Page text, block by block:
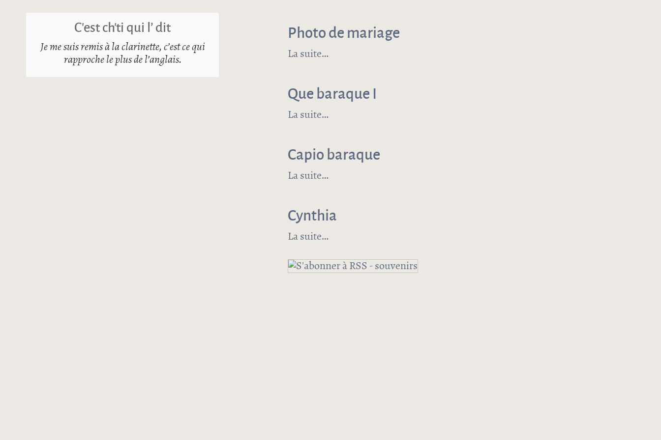
Photo de mariage
La suitede Photo de mariage
Que baraque I
La suitede Que baraque I
Capio baraque
La suitede Capio baraque
Cynthia
La suitede Cynthia
C’est ch’ti qui l’ dit
Je me suis remis à la clarinette, c’est ce qui
rapproche le plus de l’anglais.